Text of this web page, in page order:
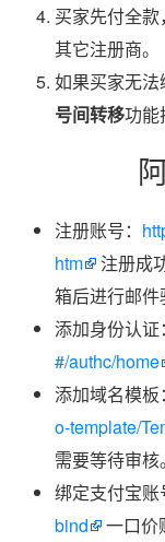
买家先付全
其它注册商。
如果买家无
号间转移功能
注册账号：
htm
注册成
箱后进行邮件
添加身份认证：
#/authc/home
添加域名模板：
o-template/
需要等待审核。
绑定支付宝账
bind
一口价